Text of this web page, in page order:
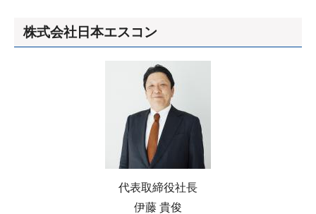
株式会社日本エスコン
代表取締役社長
伊藤 貴俊